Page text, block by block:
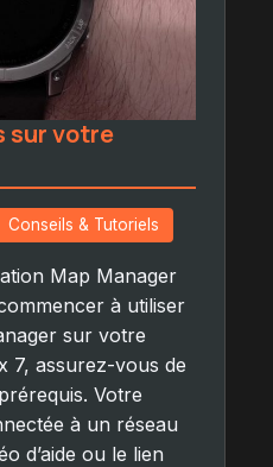
sur votre
Conseils & Tutoriels
Map Manager
à utiliser
sur votre
7, assurez-vous de
Votre
à un réseau
d’aide ou le lien